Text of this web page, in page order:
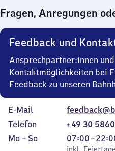
0
Uhr
Fragen, Anregungen
Feedback und
Ansprechpartner:innen und
Kontaktmöglichkeiten bei
Feedback zu unseren
E-Mail
Telefon
+49 30
Montag
Mo – So,
07:00–
Von